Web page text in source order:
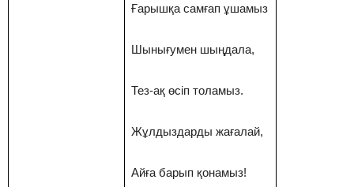
Ғарышқа самғап ұшамыз
Шынығумен шыңдала,
Тез-ақ өсіп толамыз.
Жұлдыздарды жағалай,
Айға барып қонамыз!